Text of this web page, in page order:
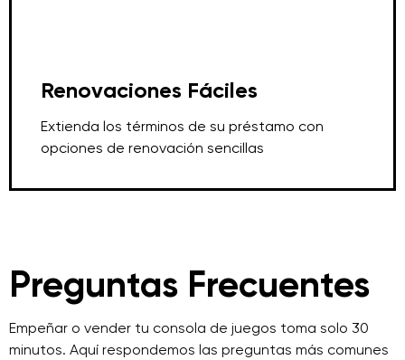
Renovaciones Fáciles
Extienda los términos de su préstamo con
opciones de renovación sencillas
Preguntas Frecuentes
Empeñar o vender tu consola de juegos toma solo 30
minutos. Aquí respondemos las preguntas más comunes